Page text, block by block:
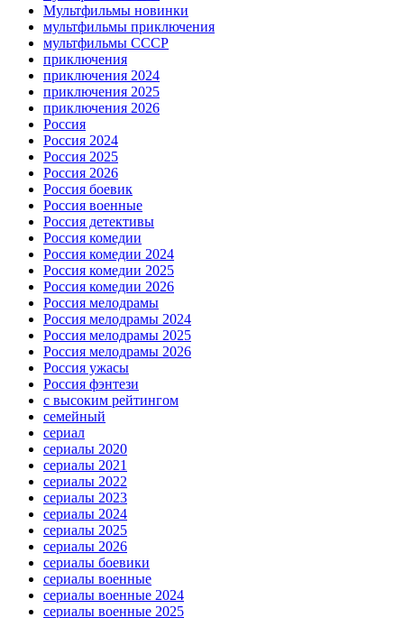
Мультфильмы новинки
мультфильмы приключения
мультфильмы СССР
приключения
приключения 2024
приключения 2025
приключения 2026
Россия
Россия 2024
Россия 2025
Россия 2026
Россия боевик
Россия военные
Россия детективы
Россия комедии
Россия комедии 2024
Россия комедии 2025
Россия комедии 2026
Россия мелодрамы
Россия мелодрамы 2024
Россия мелодрамы 2025
Россия мелодрамы 2026
Россия ужасы
Россия фэнтези
с высоким рейтингом
семейный
сериал
сериалы 2020
сериалы 2021
сериалы 2022
сериалы 2023
сериалы 2024
сериалы 2025
сериалы 2026
сериалы боевики
сериалы военные
сериалы военные 2024
сериалы военные 2025